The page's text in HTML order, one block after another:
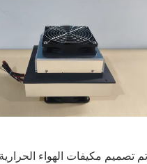
تم تصميم مكيفات الهواء الحرارية